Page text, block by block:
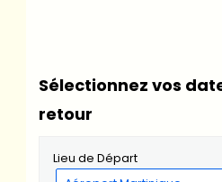
Sélectionnez vos
retour
Lieu de Départ